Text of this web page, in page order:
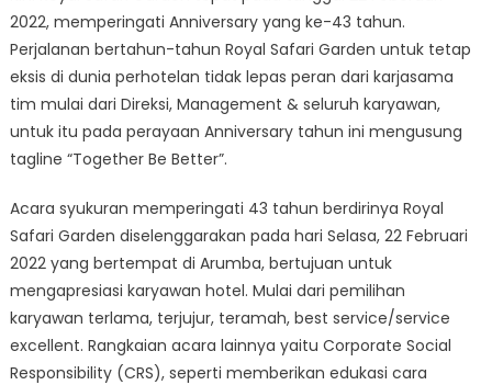
2022, memperingati Anniversary yang ke-43 tahun.
Perjalanan bertahun-tahun Royal Safari Garden untuk tetap
eksis di dunia perhotelan tidak lepas peran dari karjasama
tim mulai dari Direksi, Management & seluruh karyawan,
untuk itu pada perayaan Anniversary tahun ini mengusung
tagline “Together Be Better”.
Acara syukuran memperingati 43 tahun berdirinya Royal
Safari Garden diselenggarakan pada hari Selasa, 22 Februari
2022 yang bertempat di Arumba, bertujuan untuk
mengapresiasi karyawan hotel. Mulai dari pemilihan
karyawan terlama, terjujur, teramah, best service/service
excellent. Rangkaian acara lainnya yaitu Corporate Social
Responsibility (CRS), seperti memberikan edukasi cara